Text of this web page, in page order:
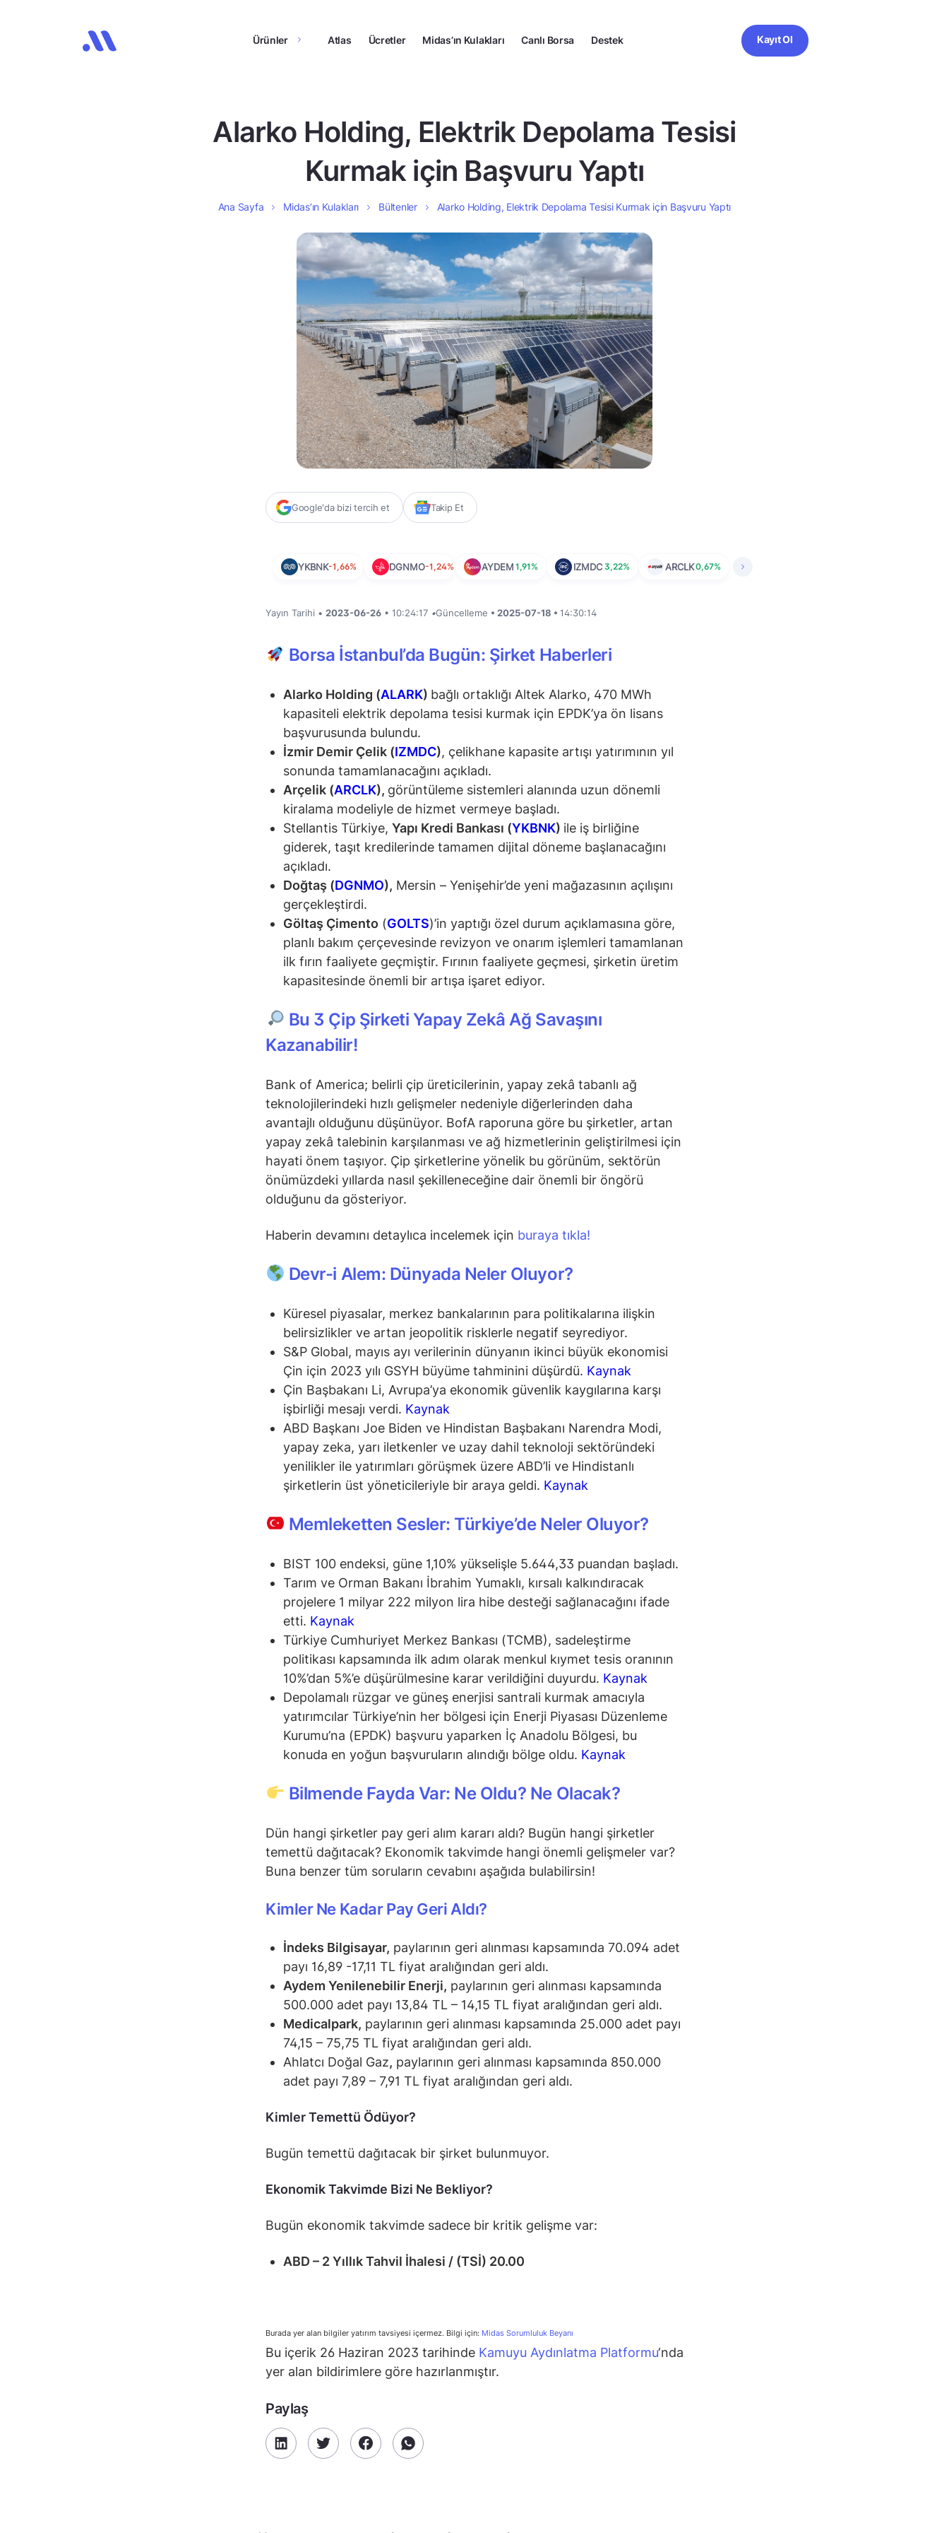
Ürünler Atlas Ücretler Midas’ın Kulakları Canlı Borsa Destek Kayıt Ol
Alarko Holding, Elektrik Depolama Tesisi
Kurmak için Başvuru Yaptı
Ana Sayfa Midas’ın Kulakları Bültenler Alarko Holding, Elektrik Depolama Tesisi Kurmak için Başvuru Yaptı
Google'da bizi tercih et Takip Et
YKBNK-1,66% DGNMO-1,24% AYDEM 1,91% IZMDC 3,22% ARCLK0,67%
Yayın Tarihi • 2023-06-26 • 10:24:17 •Güncelleme • 2025-07-18 • 14:30:14
Borsa İstanbul’da Bugün: Şirket Haberleri
Alarko Holding (ALARK) bağlı ortaklığı Altek Alarko, 470 MWh
kapasiteli elektrik depolama tesisi kurmak için EPDK’ya ön lisans
başvurusunda bulundu.
İzmir Demir Çelik (IZMDC), çelikhane kapasite artışı yatırımının yıl
sonunda tamamlanacağını açıkladı.
Arçelik (ARCLK), görüntüleme sistemleri alanında uzun dönemli
kiralama modeliyle de hizmet vermeye başladı.
Stellantis Türkiye, Yapı Kredi Bankası (YKBNK) ile iş birliğine
giderek, taşıt kredilerinde tamamen dijital döneme başlanacağını
açıkladı.
Doğtaş (DGNMO), Mersin – Yenişehir’de yeni mağazasının açılışını
gerçekleştirdi.
Göltaş Çimento (GOLTS)’in yaptığı özel durum açıklamasına göre,
planlı bakım çerçevesinde revizyon ve onarım işlemleri tamamlanan
ilk fırın faaliyete geçmiştir. Fırının faaliyete geçmesi, şirketin üretim
kapasitesinde önemli bir artışa işaret ediyor.
Bu 3 Çip Şirketi Yapay Zekâ Ağ Savaşını
Kazanabilir!
Bank of America; belirli çip üreticilerinin, yapay zekâ tabanlı ağ
teknolojilerindeki hızlı gelişmeler nedeniyle diğerlerinden daha
avantajlı olduğunu düşünüyor. BofA raporuna göre bu şirketler, artan
yapay zekâ talebinin karşılanması ve ağ hizmetlerinin geliştirilmesi için
hayati önem taşıyor. Çip şirketlerine yönelik bu görünüm, sektörün
önümüzdeki yıllarda nasıl şekilleneceğine dair önemli bir öngörü
olduğunu da gösteriyor.
Haberin devamını detaylıca incelemek için buraya tıkla!
Devr-i Alem: Dünyada Neler Oluyor?
Küresel piyasalar, merkez bankalarının para politikalarına ilişkin
belirsizlikler ve artan jeopolitik risklerle negatif seyrediyor.
S&P Global, mayıs ayı verilerinin dünyanın ikinci büyük ekonomisi
Çin için 2023 yılı GSYH büyüme tahminini düşürdü. Kaynak
Çin Başbakanı Li, Avrupa’ya ekonomik güvenlik kaygılarına karşı
işbirliği mesajı verdi. Kaynak
ABD Başkanı Joe Biden ve Hindistan Başbakanı Narendra Modi,
yapay zeka, yarı iletkenler ve uzay dahil teknoloji sektöründeki
yenilikler ile yatırımları görüşmek üzere ABD’li ve Hindistanlı
şirketlerin üst yöneticileriyle bir araya geldi. Kaynak
Memleketten Sesler: Türkiye’de Neler Oluyor?
BIST 100 endeksi, güne 1,10% yükselişle 5.644,33 puandan başladı.
Tarım ve Orman Bakanı İbrahim Yumaklı, kırsalı kalkındıracak
projelere 1 milyar 222 milyon lira hibe desteği sağlanacağını ifade
etti. Kaynak
Türkiye Cumhuriyet Merkez Bankası (TCMB), sadeleştirme
politikası kapsamında ilk adım olarak menkul kıymet tesis oranının
10%’dan 5%’e düşürülmesine karar verildiğini duyurdu. Kaynak
Depolamalı rüzgar ve güneş enerjisi santrali kurmak amacıyla
yatırımcılar Türkiye’nin her bölgesi için Enerji Piyasası Düzenleme
Kurumu’na (EPDK) başvuru yaparken İç Anadolu Bölgesi, bu
konuda en yoğun başvuruların alındığı bölge oldu. Kaynak
Bilmende Fayda Var: Ne Oldu? Ne Olacak?
Dün hangi şirketler pay geri alım kararı aldı? Bugün hangi şirketler
temettü dağıtacak? Ekonomik takvimde hangi önemli gelişmeler var?
Buna benzer tüm soruların cevabını aşağıda bulabilirsin!
Kimler Ne Kadar Pay Geri Aldı?
İndeks Bilgisayar, paylarının geri alınması kapsamında 70.094 adet
payı 16,89 -17,11 TL fiyat aralığından geri aldı.
Aydem Yenilenebilir Enerji, paylarının geri alınması kapsamında
500.000 adet payı 13,84 TL – 14,15 TL fiyat aralığından geri aldı.
Medicalpark, paylarının geri alınması kapsamında 25.000 adet payı
74,15 – 75,75 TL fiyat aralığından geri aldı.
Ahlatcı Doğal Gaz, paylarının geri alınması kapsamında 850.000
adet payı 7,89 – 7,91 TL fiyat aralığından geri aldı.
Kimler Temettü Ödüyor?
Bugün temettü dağıtacak bir şirket bulunmuyor.
Ekonomik Takvimde Bizi Ne Bekliyor?
Bugün ekonomik takvimde sadece bir kritik gelişme var:
ABD – 2 Yıllık Tahvil İhalesi / (TSİ) 20.00
Burada yer alan bilgiler yatırım tavsiyesi içermez. Bilgi için: Midas Sorumluluk Beyanı
Bu içerik 26 Haziran 2023 tarihinde Kamuyu Aydınlatma Platformu‘nda
yer alan bildirimlere göre hazırlanmıştır.
Paylaş